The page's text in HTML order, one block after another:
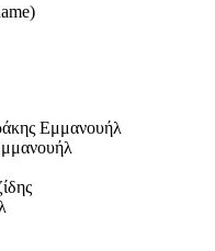
Εμμανουήλ